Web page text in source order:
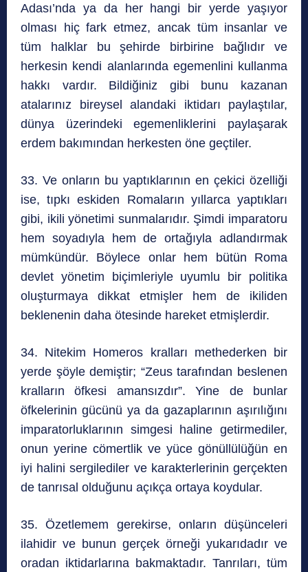
Adası’nda ya da her hangi bir yerde yaşıyor
olması hiç fark etmez, ancak tüm insanlar ve
tüm halklar bu şehirde birbirine bağlıdır ve
herkesin kendi alanlarında egemenlini kullanma
hakkı vardır. Bildiğiniz gibi bunu kazanan
atalarınız bireysel alandaki iktidarı paylaştılar,
dünya üzerindeki egemenliklerini paylaşarak
erdem bakımından herkesten öne geçtiler.
33. Ve onların bu yaptıklarının en çekici özelliği
ise, tıpkı eskiden Romaların yıllarca yaptıkları
gibi, ikili yönetimi sunmalarıdır. Şimdi imparatoru
hem soyadıyla hem de ortağıyla adlandırmak
mümkündür. Böylece onlar hem bütün Roma
devlet yönetim biçimleriyle uyumlu bir politika
oluşturmaya dikkat etmişler hem de ikiliden
beklenenin daha ötesinde hareket etmişlerdir.
34. Nitekim Homeros kralları methederken bir
yerde şöyle demiştir; “Zeus tarafından beslenen
kralların öfkesi amansızdır”. Yine de bunlar
öfkelerinin gücünü ya da gazaplarının aşırılığını
imparatorluklarının simgesi haline getirmediler,
onun yerine cömertlik ve yüce gönüllülüğün en
iyi halini sergilediler ve karakterlerinin gerçekten
de tanrısal olduğunu açıkça ortaya koydular.
35. Özetlemem gerekirse, onların düşünceleri
ilahidir ve bunun gerçek örneği yukarıdadır ve
oradan iktidarlarına bakmaktadır. Tanrıları, tüm